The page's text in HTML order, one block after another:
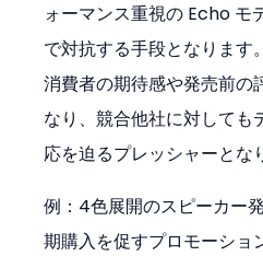
ォーマンス重視の Echo モ
で対抗する手段となります
消費者の期待感や発売前の
なり、競合他社に対しても
応を迫るプレッシャーとな
例：4色展開のスピーカー
期購入を促すプロモーショ